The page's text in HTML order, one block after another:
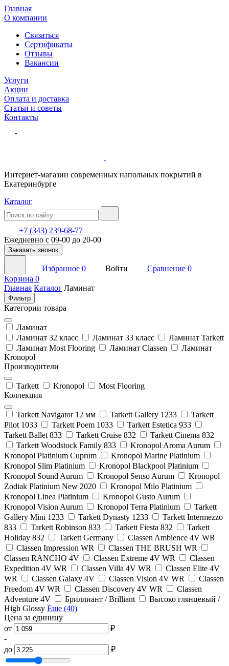
Главная
О компании
Связаться
Сертификаты
Отзывы
Вакансии
Услуги
Акции
Оплата и доставка
Статьи и советы
Контакты
Интернет-магазин современных напольных покрытий в
Екатеринбурге
Каталог
+7 (343) 239-68-77
Ежедневно с 09-00 до 20-00
Заказать звонок
Избранное 0 Войти Сравнение 0
Корзина 0
Главная Каталог Ламинат
Фильтр
Категории товара
Ламинат
Ламинат 32 класс
Ламинат 33 класс
Ламинат Tarkett
Ламинат Most Flooring
Ламинат Classen
Ламинат
Kronopol
Производители
Tarkett Kronopol
Most Flooring
Коллекция
Tarkett Navigator 12 мм Tarkett Gallery 1233
Tarkett
Pilot 1033
Tarkett Poem 1033
Tarkett Estetica 933
Tarkett Ballet 833
Tarkett Cruise 832
Tarkett Cinema 832
Tarkett Woodstock Family 833
Kronopol Aroma Aurum
Kronopol Platinium Cuprum
Kronopol Marine Platinium
Kronopol Slim Platinium
Kronopol Blackpool Platinium
Kronopol Sound Aurum
Kronopol Senso Aurum
Kronopol
Zodiak Platinium New 2020
Kronopol Milo Platinium
Kronopol Linea Platinium
Kronopol Gusto Aurum
Kronopol Vision Aurum
Kronopol Terra Platinium
Tarkett
Gallery Mini 1233
Tarkett Dynasty 1233
Tarkett Intermezzo
833
Tarkett Robinson 833 Tarkett Fiesta 832
Tarkett
Holiday 832
Tarkett Germany
Classen Ambience 4V WR
Classen Impression WR
Classen THE BRUSH WR
Classen RANCHO 4V
Classen Extreme 4V WR
Classen
Expedition 4V WR
Classen Villa 4V WR
Classen Elite 4V
WR
Classen Galaxy 4V Classen Vision 4V WR
Classen
Freedom 4V WR
Classen Discovery 4V WR
Classen
Adventure 4V
Бриллиант / Brilliant
Высоко глянцевый /
High Glossy Еще (40)
Цена за единицу
от
₽
-
до
₽